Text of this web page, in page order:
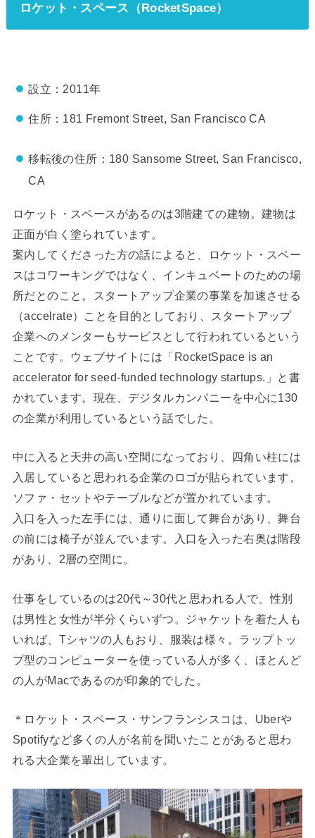
ロケット・スペース（RocketSpace）
設立：2011年
住所：181 Fremont Street, San Francisco CA
移転後の住所：180 Sansome Street, San Francisco,
CA
ロケット・スペースがあるのは3階建ての建物。建物は
正面が白く塗られています。
案内してくださった方の話によると、ロケット・スペー
スはコワーキングではなく、インキュベートのための場
所だとのこと。スタートアップ企業の事業を加速させる
（accelrate）ことを目的としており、スタートアップ
企業へのメンターもサービスとして行われているという
ことです。ウェブサイトには「RocketSpace is an
accelerator for seed-funded technology startups. 」と書
かれています。現在、デジタルカンパニーを中心に130
の企業が利用しているという話でした。
中に入ると天井の高い空間になっており、四角い柱には
入居していると思われる企業のロゴが貼られています。
ソファ・セットやテーブルなどが置かれています。
入口を入った左手には、通りに面して舞台があり、舞台
の前には椅子が並んでいます。入口を入った右奥は階段
があり、2層の空間に。
仕事をしているのは20代～30代と思われる人で、性別
は男性と女性が半分くらいずつ。ジャケットを着た人も
いれば、Tシャツの人もおり、服装は様々。ラップトッ
プ型のコンピューターを使っている人が多く、ほとんど
の人がMacであるのが印象的でした。
＊ロケット・スペース・サンフランシスコは、Uberや
Spotifyなど多くの人が名前を聞いたことがあると思わ
れる大企業を輩出しています。